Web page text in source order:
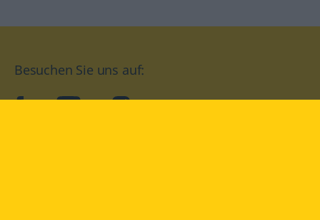
Besuchen Sie uns auf:
facebookYouTube Instagram